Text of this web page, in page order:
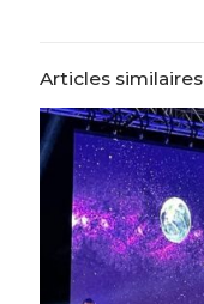
Articles similaires